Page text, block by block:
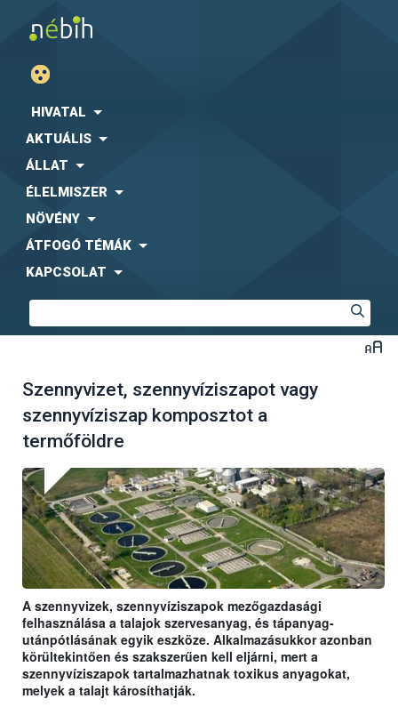
HIVATAL
AKTUÁLIS
ÁLLAT
ÉLELMISZER
NÖVÉNY
ÁTFOGÓ TÉMÁK
KAPCSOLAT
Szennyvizet, szennyvíziszapot vagy
szennyvíziszap komposztot a
termőföldre
A szennyvizek, szennyvíziszapok mezőgazdasági
felhasználása a talajok szervesanyag, és tápanyag-
utánpótlásának egyik eszköze. Alkalmazásukkor azonban
körültekintően és szakszerűen kell eljárni, mert a
szennyvíziszapok tartalmazhatnak toxikus anyagokat,
melyek a talajt károsíthatják.